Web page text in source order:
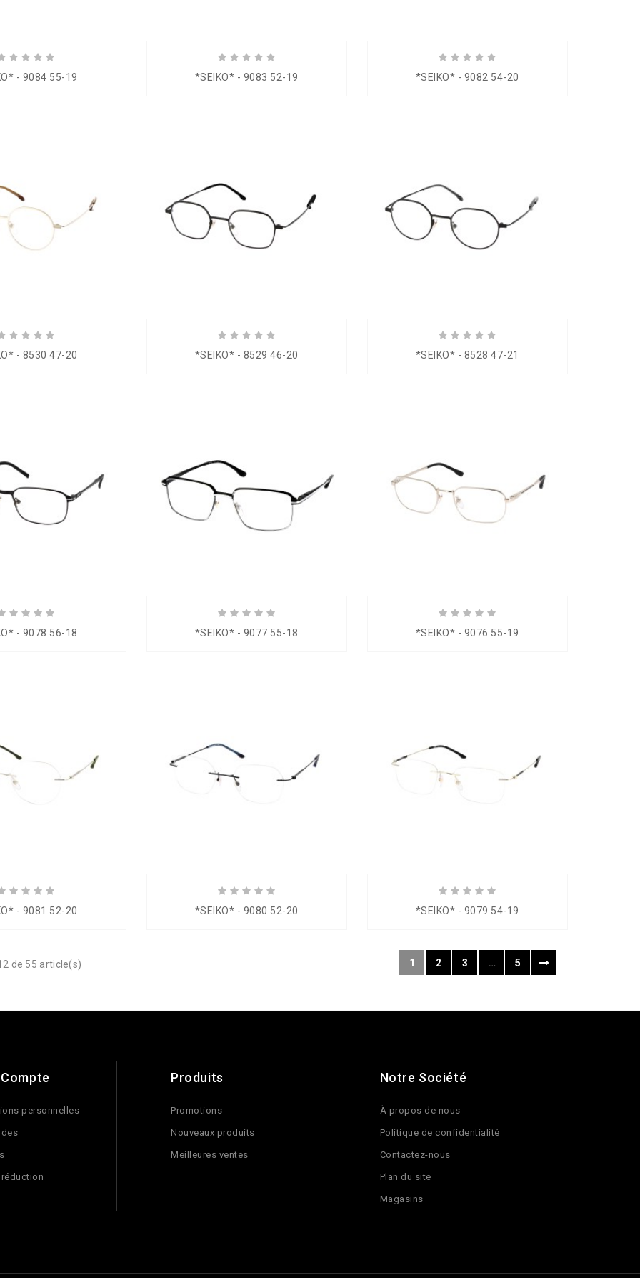
- 9084 55-19 *SEIKO* - 9083 52-19 *SEIKO* - 9082 54-20
- 8530 47-20 *SEIKO* - 8529 46-20 *SEIKO* - 8528 47-21
- 9078 56-18 *SEIKO* - 9077 55-18 *SEIKO* - 9076 55-19
- 9081 52-20 *SEIKO* - 9080 52-20 *SEIKO* - 9079 54-19
de 55 article(s) 1 2 3 … 5
personnelles
Produits
Promotions
Nouveaux produits
Meilleures ventes
Notre Société
À propos de nous
Politique de confidentialité
Contactez-nous
Plan du site
Magasins